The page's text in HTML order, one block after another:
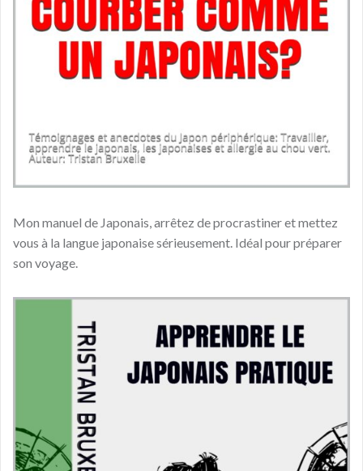
Mon manuel de Japonais, arrêtez de procrastiner et mettez
vous à la langue japonaise sérieusement. Idéal pour préparer
son voyage.